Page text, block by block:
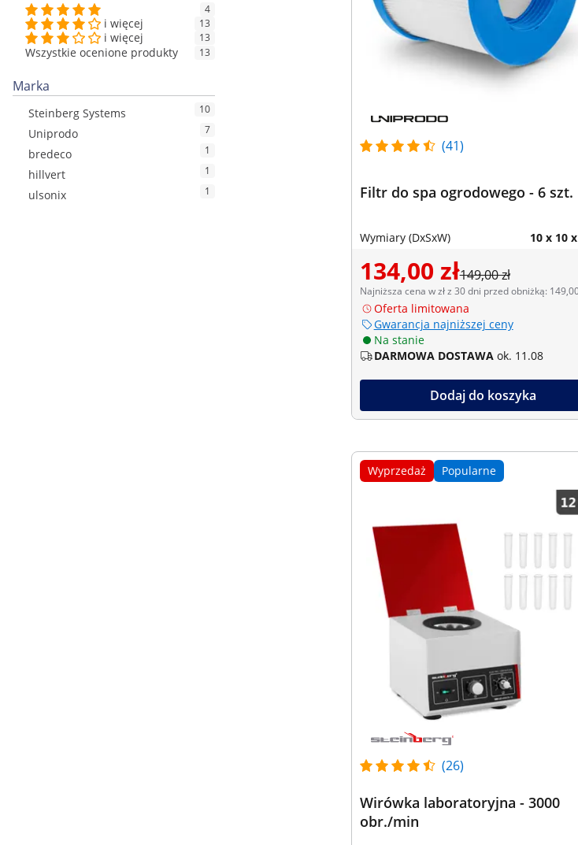
4
i więcej 13
i więcej 13
Wszystkie ocenione produkty 13
Marka
Steinberg Systems 10
Uniprodo 7
bredeco 1
hillvert 1
ulsonix 1
(41)
Filtr do spa ogrodowego - 6 szt.
Wymiary (DxSxW) 10 x 10
134,00 zł149,00 zł
Najniższa cena w zł z 30 dni przed obniżką:
Oferta limitowana
Gwarancja najniższej ceny
Na stanie
DARMOWA DOSTAWA ok. 11.08
Dodaj do koszyka
Wyprzedaż Popularne
(26)
Wirówka laboratoryjna - 3000
obr./min